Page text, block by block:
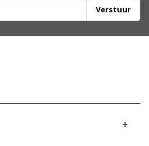
Verstuur